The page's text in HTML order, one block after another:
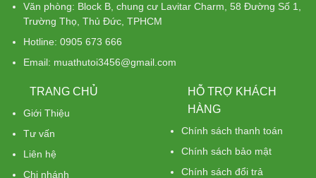
Văn phòng: Block B, chung cư Lavitar Charm, 58 Đường Số 1,
Trường Thọ, Thủ Đức, TPHCM
Hotline: 0905 673 666
Email: muathutoi3456@gmail.com
TRANG CHỦ
Giới Thiệu
Tư vấn
Liên hệ
Chi nhánh
HỖ TRỢ KHÁCH
HÀNG
Chính sách thanh toán
Chính sách bảo mật
Chính sách đổi trả